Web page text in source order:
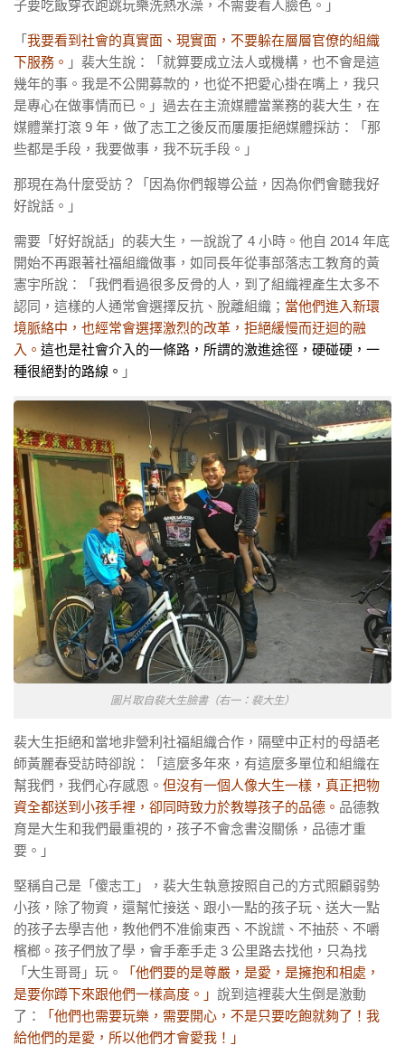
子要吃飯穿衣跑跳玩樂洗熱水澡，不需要看人臉色。」
「 我要看到社會的真實面、現實面，不要躲在層層官僚的組織
下服務。 」裴大生說：「就算要成立法人或機構，也不會是這
幾年的事。我是不公開募款的，也從不把愛心掛在嘴上，我只
是專心在做事情而已。」過去在主流媒體當業務的裴大生，在
媒體業打滾 9 年，做了志工之後反而屢屢拒絕媒體採訪：「那
些都是手段，我要做事，我不玩手段。」
那現在為什麼受訪？「因為你們報導公益，因為你們會聽我好
好說話。」
需要「好好說話」的裴大生，一說說了 4 小時。他自 2014 年底
開始不再跟著社福組織做事，如同長年從事部落志工教育的黃
憲宇所說：「我們看過很多反骨的人，到了組織裡產生太多不
認同，這樣的人通常會選擇反抗、脫離組織； 當他們進入新環
境脈絡中，也經常會選擇激烈的改革，拒絕緩慢而迂迴的融
入。 這也是社會介入的一條路，所謂的激進途徑，硬碰硬，一
種很絕對的路線。 」
圖片取自裴大生臉書（右一：裴大生）
裴大生拒絕和當地非營利社福組織合作，隔壁中正村的母語老
師黃麗春受訪時卻說：「這麼多年來，有這麼多單位和組織在
幫我們，我們心存感恩。 但沒有一個人像大生一樣，真正把物
資全都送到小孩手裡，卻同時致力於教導孩子的品德。 品德教
育是大生和我們最重視的，孩子不會念書沒關係，品德才重
要。」
堅稱自己是「傻志工」，裴大生執意按照自己的方式照顧弱勢
小孩，除了物資，還幫忙接送、跟小一點的孩子玩、送大一點
的孩子去學吉他，教他們不准偷東西、不說謊、不抽菸、不嚼
檳榔。孩子們放了學，會手牽手走 3 公里路去找他，只為找
「大生哥哥」玩。
「他們要的是尊嚴，是愛，是擁抱和相處，
是要你蹲下來跟他們一樣高度。」 說到這裡裴大生倒是激動
了：
「他們也需要玩樂，需要開心，不是只要吃飽就夠了！我
給他們的是愛，所以他們才會愛我！」